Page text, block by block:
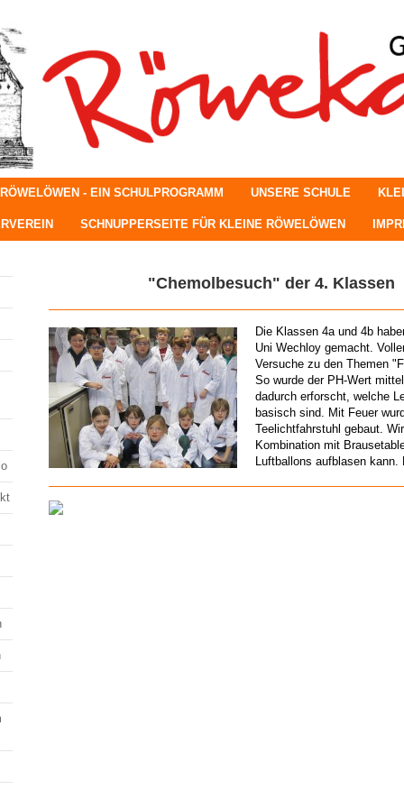
- EIN SCHULPROGRAMM UNSERE SCHULE
SCHNUPPERSEITE FÜR KLEINE RÖWELÖWEN
"Chemolbesuch" der 4. Klassen
Die Klassen 4a und 4b
Uni Wechloy gemacht.
Versuche zu den Themen
So wurde der PH-Wert
dadurch erforscht, welche
basisch sind. Mit Feuer
Teelichtfahrstuhl gebaut.
Kombination mit
Luftballons aufblasen kann.